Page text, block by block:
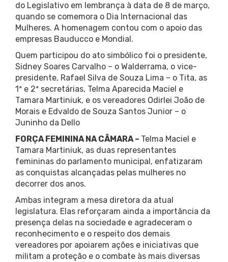
do Legislativo em lembrança à data de 8 de março,
quando se comemora o Dia Internacional das
Mulheres. A homenagem contou com o apoio das
empresas Bauducco e Mondial.
Quem participou do ato simbólico foi o presidente,
Sidney Soares Carvalho – o Walderrama, o vice-
presidente, Rafael Silva de Souza Lima – o Tita, as
1ª e 2ª secretárias, Telma Aparecida Maciel e
Tamara Martiniuk, e os vereadores Odirlei João de
Morais e Edvaldo de Souza Santos Junior – o
Juninho da Dello
FORÇA FEMININA NA CÂMARA – Telma Maciel e
Tamara Martiniuk, as duas representantes
femininas do parlamento municipal, enfatizaram
as conquistas alcançadas pelas mulheres no
decorrer dos anos.
Ambas integram a mesa diretora da atual
legislatura. Elas reforçaram ainda a importância da
presença delas na sociedade e agradeceram o
reconhecimento e o respeito dos demais
vereadores por apoiarem ações e iniciativas que
militam a proteção e o combate às mais diversas